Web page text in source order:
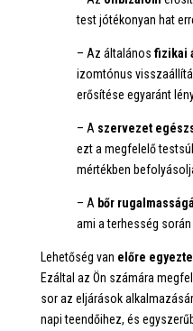
test jótékonyan hat
– Az általános fizikai
izomtónus
erősítése egyaránt
– A szervezet
ezt a megfelelő
mértékben
– A bőr
ami a terhesség során
Lehetőség van előre
Ezáltal az Ön számára
sor az eljárások
napi teendőihez, és